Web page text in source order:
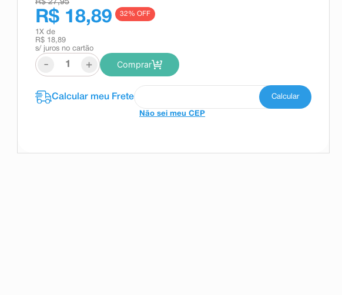
R$ 27,95
R$ 18,89 32% OFF
1 X de
R$ 18,89
s/ juros no cartão
- + Comprar
Não sei meu CEP